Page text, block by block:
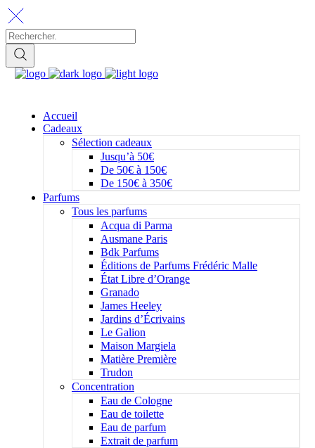
Accueil
Cadeaux
Sélection cadeaux
Jusqu’à 50€
De 50€ à 150€
De 150€ à 350€
Parfums
Tous les parfums
Acqua di Parma
Ausmane Paris
Bdk Parfums
Éditions de Parfums Frédéric Malle
État Libre d’Orange
Granado
James Heeley
Jardins d’Écrivains
Le Galion
Maison Margiela
Matière Première
Trudon
Concentration
Eau de Cologne
Eau de toilette
Eau de parfum
Extrait de parfum